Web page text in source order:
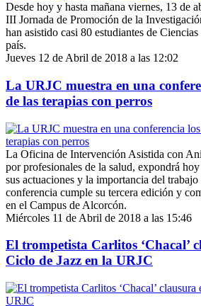
Desde hoy y hasta mañana viernes, 13 de
III Jornada de Promoción de la
han asistido casi 80 estudiantes de
país.
Jueves 12 de Abril de 2018 a las 12:02
La URJC muestra en una
de las terapias con perros
La Oficina de Intervención Asistida con
por profesionales de la salud, expondrá
sus actuaciones y la importancia del trabajo
conferencia cumple su tercera edición y
en el Campus de Alcorcón.
Miércoles 11 de Abril de 2018 a las 15:46
El trompetista Carlitos ‘Chacal’
Ciclo de Jazz en la URJC